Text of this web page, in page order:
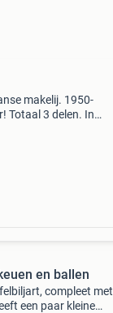
makelij. 1950-
Totaal 3 delen. In
en ballen
compleet met
een paar kleine